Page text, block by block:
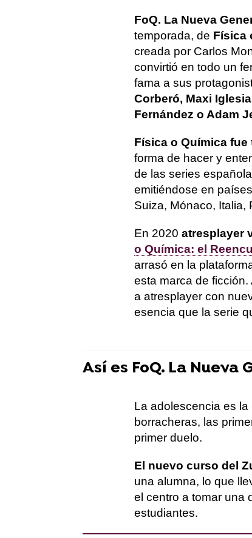
FoQ. La Nueva
temporada, de Física
creada por Carlos
convirtió en todo un
fama a sus
Corberó, Maxi
Fernández o Adam
Física o Química
forma de hacer y
de las series
emitiéndose en
Suiza, Mónaco, Italia,
En 2020 atresplayer
o Química: el
arrasó en la
esta marca de
a atresplayer con
esencia que la serie
Así es FoQ. La Nueva
La adolescencia es
borracheras, las
primer duelo.
El nuevo curso del
una alumna, lo que
el centro a tomar una
estudiantes.